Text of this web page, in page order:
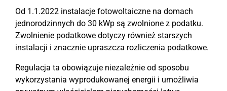
Od 1.1.2022 instalacje fotowoltaiczne na domach
jednorodzinnych do 30 kWp są zwolnione z podatku.
Zwolnienie podatkowe dotyczy również starszych
instalacji i znacznie upraszcza rozliczenia podatkowe.
Regulacja ta obowiązuje niezależnie od sposobu
wykorzystania wyprodukowanej energii i umożliwia